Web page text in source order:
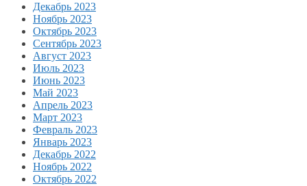
Декабрь 2023
Ноябрь 2023
Октябрь 2023
Сентябрь 2023
Август 2023
Июль 2023
Июнь 2023
Май 2023
Апрель 2023
Март 2023
Февраль 2023
Январь 2023
Декабрь 2022
Ноябрь 2022
Октябрь 2022